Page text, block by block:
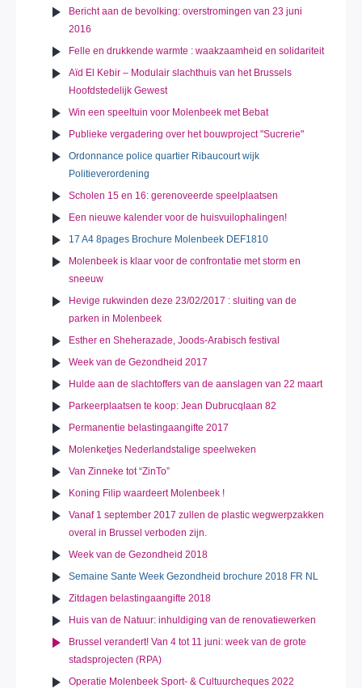
Bericht aan de bevolking: overstromingen van 23 juni
2016
Felle en drukkende warmte : waakzaamheid en solidariteit
Aïd El Kebir – Modulair slachthuis van het Brussels
Hoofdstedelijk Gewest
Win een speeltuin voor Molenbeek met Bebat
Publieke vergadering over het bouwproject "Sucrerie"
Ordonnance police quartier Ribaucourt wijk
Politieverordening
Scholen 15 en 16: gerenoveerde speelplaatsen
Een nieuwe kalender voor de huisvuilophalingen!
17 A4 8pages Brochure Molenbeek DEF1810
Molenbeek is klaar voor de confrontatie met storm en
sneeuw
Hevige rukwinden deze 23/02/2017 : sluiting van de
parken in Molenbeek
Esther en Sheherazade, Joods-Arabisch festival
Week van de Gezondheid 2017
Hulde aan de slachtoffers van de aanslagen van 22 maart
Parkeerplaatsen te koop: Jean Dubrucqlaan 82
Permanentie belastingaangifte 2017
Molenketjes Nederlandstalige speelweken
Van Zinneke tot “ZinTo”
Koning Filip waardeert Molenbeek !
Vanaf 1 september 2017 zullen de plastic wegwerpzakken
overal in Brussel verboden zijn.
Week van de Gezondheid 2018
Semaine Sante Week Gezondheid brochure 2018 FR NL
Zitdagen belastingaangifte 2018
Huis van de Natuur: inhuldiging van de renovatiewerken
Brussel verandert! Van 4 tot 11 juni: week van de grote
stadsprojecten (RPA)
Operatie Molenbeek Sport- & Cultuurcheques 2022